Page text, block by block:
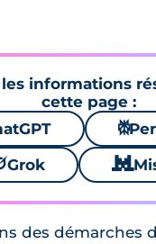
informations
cette page :
⚙
Grok 🐱
des démarches